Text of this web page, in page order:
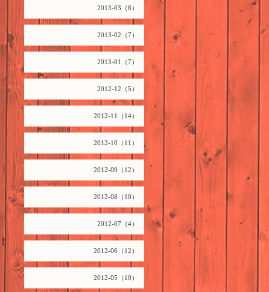
2013-03（8）
2013-02（7）
2013-01（7）
2012-12（5）
2012-11（14）
2012-10（11）
2012-09（12）
2012-08（10）
2012-07（4）
2012-06（12）
2012-05（10）